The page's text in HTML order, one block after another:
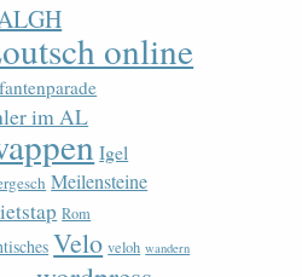
online
im AL
Igel
Meilensteine
Rom
Velo veloh wandern